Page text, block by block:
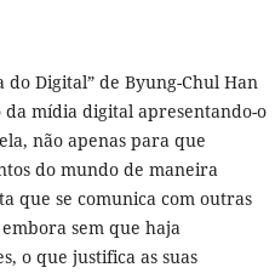
do Digital” de Byung-Chul Han
mídia digital apresentando-o
não apenas para que
do mundo de maneira
que se comunica com outras
sem que haja
o que justifica as suas